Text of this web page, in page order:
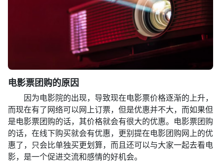
电影票团购的原因
因为电影院的出现，导致现在电影票价格逐渐的上升，
而现在有了网络可以网上订票，但是优惠并不大，而如果但
是电影票团购的话，其价格就会有很大的优惠。电影票团购
的话，在线下购买就会有优惠，更别提在电影团购网上的优
惠了，只会比单独买更划算，而且还可以与大家一起去看电
影，是一个促进交流和感情的好机会。